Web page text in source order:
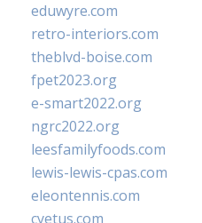
eduwyre.com
retro-interiors.com
theblvd-boise.com
fpet2023.org
e-smart2022.org
ngrc2022.org
leesfamilyfoods.com
lewis-lewis-cpas.com
eleontennis.com
cyetus.com